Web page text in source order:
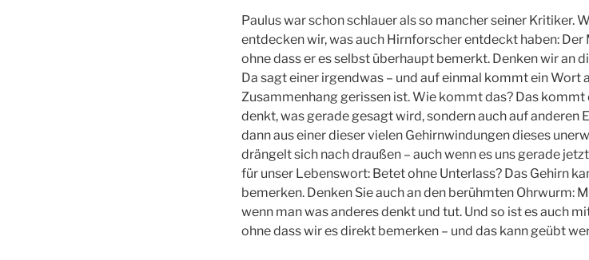
Paulus war schon schlauer als so mancher seiner Kritiker.
entdecken wir, was auch Hirnforscher entdeckt haben:
ohne dass er es selbst überhaupt bemerkt. Denken wir an
Da sagt einer irgendwas – und auf einmal kommt ein Wort
Zusammenhang gerissen ist. Wie kommt das? Das kommt
denkt, was gerade gesagt wird, sondern auch auf anderen
dann aus einer dieser vielen Gehirnwindungen dieses
drängelt sich nach draußen – auch wenn es uns gerade
für unser Lebenswort: Betet ohne Unterlass? Das Gehirn
bemerken. Denken Sie auch an den berühmten Ohrwurm:
wenn man was anderes denkt und tut. Und so ist es auch
ohne dass wir es direkt bemerken – und das kann geübt